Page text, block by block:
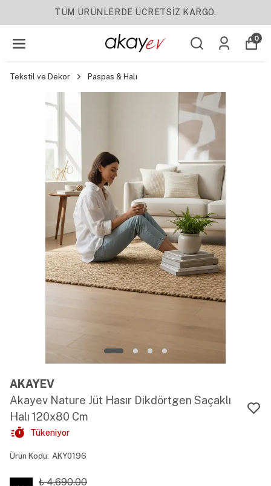
YENI SEZON ÜRÜNLER
0
Tekstil ve Dekor Paspas & Halı
AKAYEV
Akayev Nature Jüt Hasır Dikdörtgen Saçaklı
Halı 120x80 Cm
Tükeniyor
Ürün Kodu: AKY0196
₺ 4,690.00